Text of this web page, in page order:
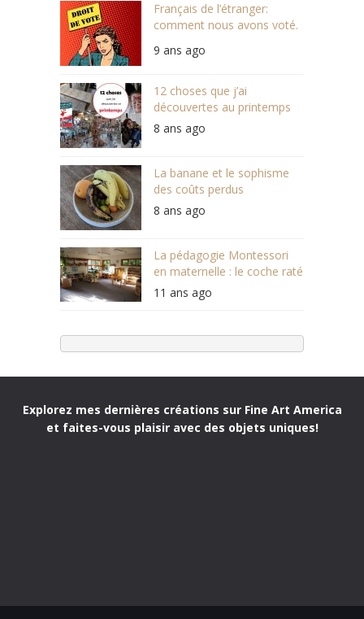
Français de l’étranger:
comment nous avons voté.
9 ans ago
12 choses que j’ai
découvertes au printemps
8 ans ago
La banane et le sophisme
des coûts perdus
8 ans ago
La pédagogie Montessori
en maternelle : le coche raté
11 ans ago
Explorez mes dernières créations sur Fine Art America
et faites-vous plaisir avec des objets uniques!